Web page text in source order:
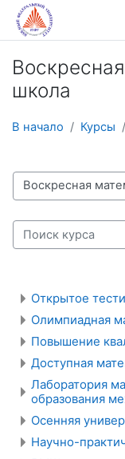
Перейти к
школа
В начало Курсы
Категории курсов
Поиск курса
Открытое
Олимпиадная
Повышение
Доступная
Лаборатория
образования
Осенняя
Научно-